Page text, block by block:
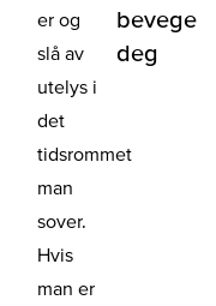
er og
slå av
utelys i
det
tidsrommet
man
sover.
Hvis
man er
bevege
deg